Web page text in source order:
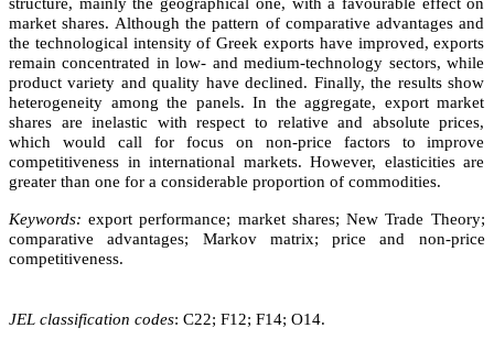
structure, mainly the geographical one, with a favourable effect on
market shares. Although the pattern of comparative advantages and
the technological intensity of Greek exports have improved, exports
remain concentrated in low- and medium-technology sectors, while
product variety and quality have declined. Finally, the results show
heterogeneity among the panels. In the aggregate, export market
shares are inelastic with respect to relative and absolute prices,
which would call for focus on non-price factors to improve
competitiveness in international markets. However, elasticities are
greater than one for a considerable proportion of commodities.
Keywords:export performance; market shares; New Trade Theory;
comparative advantages; Markov matrix; price and non-price
competitiveness.
JEL classification codes: C22; F12; F14; O14.